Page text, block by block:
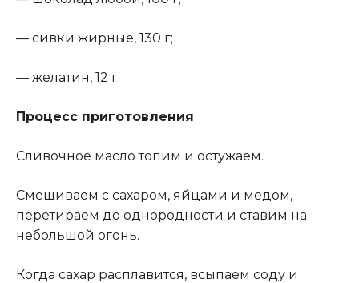
— сивки жирные, 130 г;
— желатин, 12 г.
Процесс приготовления
Сливочное масло топим и остужаем.
Смешиваем с сахаром, яйцами и медом,
перетираем до однородности и ставим на
небольшой огонь.
Когда сахар расплавится, всыпаем соду и